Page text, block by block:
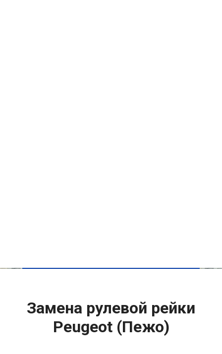
Замена рулевой рейки
Peugeot (Пежо)